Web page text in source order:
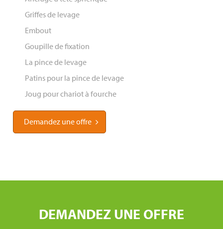
Griffes de levage
Embout
Goupille de fixation
La pince de levage
Patins pour la pince de levage
Joug pour chariot à fourche
Demandez une offre
DEMANDEZ UNE OFFRE